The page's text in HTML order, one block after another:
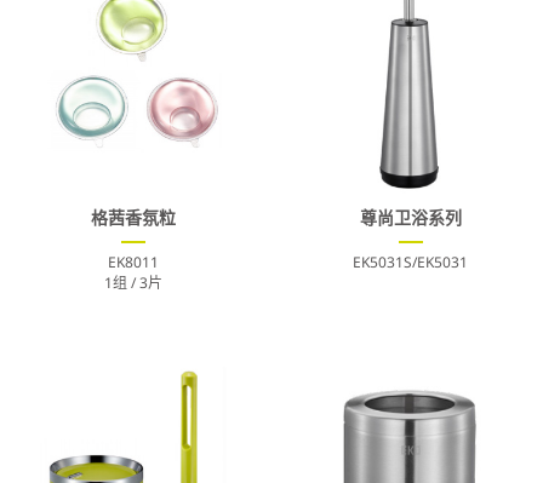
格茜香氛粒
EK8011
1组 / 3片
尊尚卫浴系列
EK5031S/EK5031